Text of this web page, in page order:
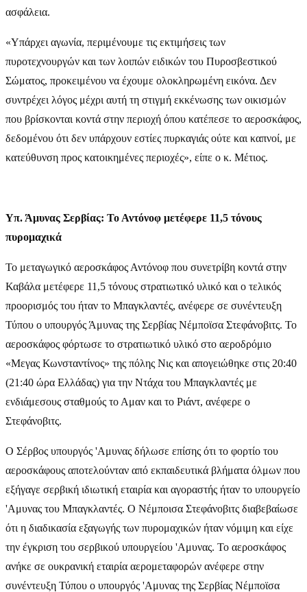
ασφάλεια.
«Υπάρχει αγωνία, περιμένουμε τις εκτιμήσεις των
πυροτεχνουργών και των λοιπών ειδικών του Πυροσβεστικού
Σώματος, προκειμένου να έχουμε ολοκληρωμένη εικόνα. Δεν
συντρέχει λόγος μέχρι αυτή τη στιγμή εκκένωσης των οικισμών
που βρίσκονται κοντά στην περιοχή όπου κατέπεσε το αεροσκάφος,
δεδομένου ότι δεν υπάρχουν εστίες πυρκαγιάς ούτε και καπνοί, με
κατεύθυνση προς κατοικημένες περιοχές», είπε ο κ. Μέτιος.
Υπ. Άμυνας Σερβίας: Το Αντόνοφ μετέφερε 11,5 τόνους
πυρομαχικά
Το μεταγωγικό αεροσκάφος Αντόνοφ που συνετρίβη κοντά στην
Καβάλα μετέφερε 11,5 τόνους στρατιωτικό υλικό και ο τελικός
προορισμός του ήταν το Μπαγκλαντές, ανέφερε σε συνέντευξη
Τύπου ο υπουργός Άμυνας της Σερβίας Νέμποϊσα Στεφάνοβιτς. Το
αεροσκάφος φόρτωσε το στρατιωτικό υλικό στο αεροδρόμιο
«Μεγας Κωνσταντίνος» της πόλης Νις και απογειώθηκε στις 20:40
(21:40 ώρα Ελλάδας) για την Ντάχα του Μπαγκλαντές με
ενδιάμεσους σταθμούς το Αμαν και το Ριάντ, ανέφερε ο
Στεφάνοβιτς.
Ο Σέρβος υπουργός 'Αμυνας δήλωσε επίσης ότι το φορτίο του
αεροσκάφους αποτελούνταν από εκπαιδευτικά βλήματα όλμων που
εξήγαγε σερβική ιδιωτική εταιρία και αγοραστής ήταν το υπουργείο
'Αμυνας του Μπαγκλαντές. Ο Νέμποισα Στεφάνοβιτς διαβεβαίωσε
ότι η διαδικασία εξαγωγής των πυρομαχικών ήταν νόμιμη και είχε
την έγκριση του σερβικού υπουργείου 'Αμυνας. Το αεροσκάφος
ανήκε σε ουκρανική εταιρία αερομεταφορών ανέφερε στην
συνέντευξη Τύπου ο υπουργός 'Αμυνας της Σερβίας Νέμποϊσα